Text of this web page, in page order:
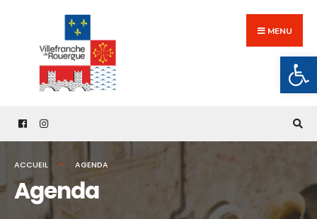
content
MENU
ACCUEIL AGENDA
Agenda